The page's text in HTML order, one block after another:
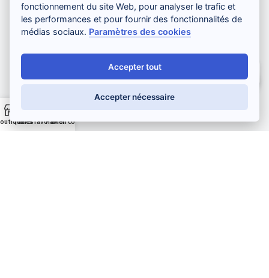
ABONNEZ-VOUS À LA NEWSLETTER
Filtres
Mes favorisPanier
Mon compte
Salut ! Comment puis-je vous aider ?
fonctionnement du site Web, pour analyser le trafic et
les performances et pour fournir des fonctionnalités de
médias sociaux. Paramètres des cookies
Accepter tout
Accepter nécessaire